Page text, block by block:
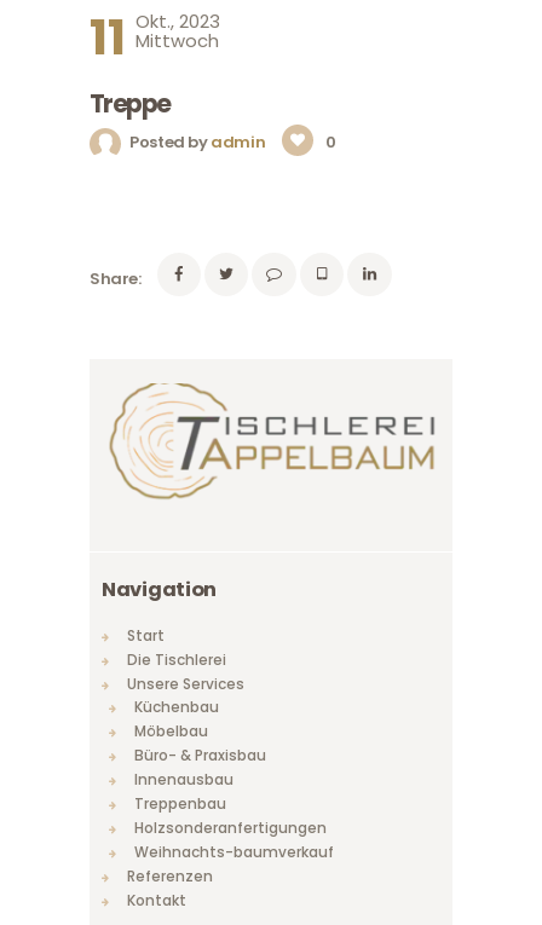
11 Okt., 2023
Mittwoch
Treppe
Posted byadmin 0
Share:
Navigation
Start
Die Tischlerei
Unsere Services
Küchenbau
Möbelbau
Büro- & Praxisbau
Innenausbau
Treppenbau
Holzsonderanfertigungen
Weihnachts-baumverkauf
Referenzen
Kontakt